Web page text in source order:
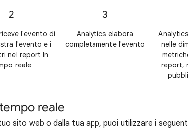
2 3
l'evento di
l'evento e i
nel report In
reale
Analytics elabora
completamente l'evento
nelle
report,
reale
sito web o dalla tua app, puoi utilizzare i